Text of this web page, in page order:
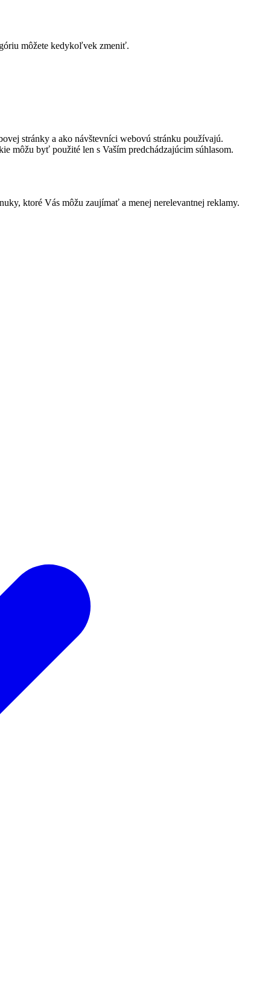
môžete kedykoľvek zmeniť.
stránky a ako návštevníci webovú stránku používajú.
môžu byť použité len s Vaším predchádzajúcim súhlasom.
ktoré Vás môžu zaujímať a menej nerelevantnej reklamy.